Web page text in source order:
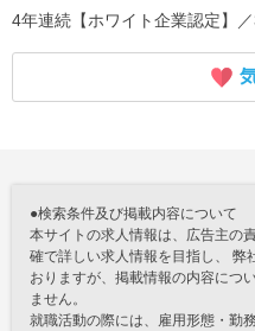
4年連続【ホワイト企業認定】
●検索条件及び掲載内容について
本サイトの求人情報は、広告主の
確で詳しい求人情報を目指し、 弊
おりますが、掲載情報の内容につ
ません。
就職活動の際には、雇用形態・勤